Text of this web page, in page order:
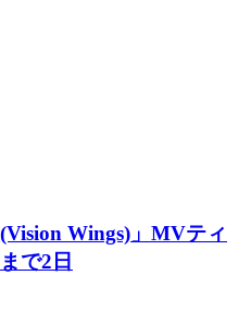
Wings)」MVティ
で2日